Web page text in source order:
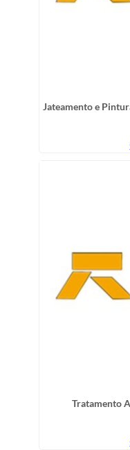
Jateamento e
Tratamento